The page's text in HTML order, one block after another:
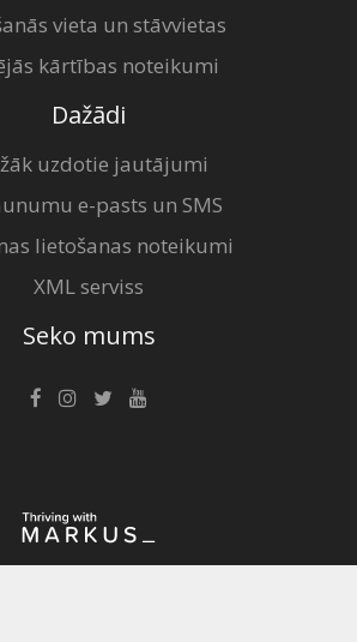
vieta un stāvvietas
kārtības noteikumi
Dažādi
uzdotie jautājumi
e-pasts un SMS
lietošanas noteikumi
XML serviss
Seko mums